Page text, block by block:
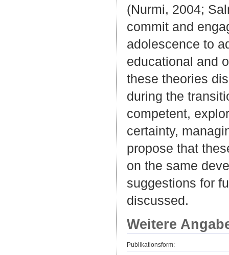
(Nurmi, 2004;
commit and
adolescence to
educational and
these theories
during the
competent,
certainty,
propose that
on the same
suggestions for
discussed.
Weitere
Publikationsform: